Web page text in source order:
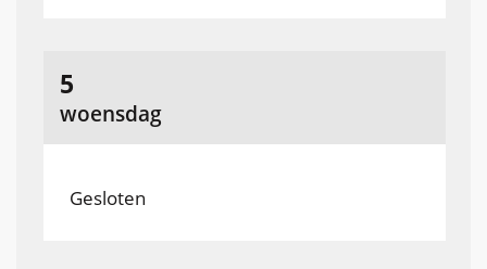
woensdag
5
augustus
2026
Gesloten